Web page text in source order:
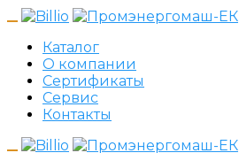
Каталог
О компании
Сертификаты
Сервис
Контакты